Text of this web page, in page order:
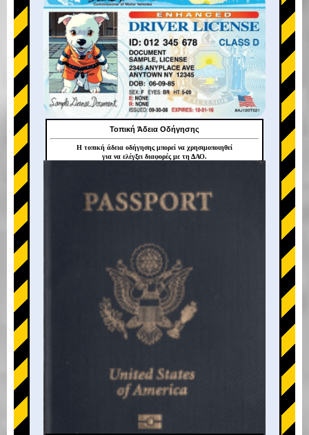
+
Τοπική Άδεια Οδήγησης
Η τοπική άδεια οδήγησης μπορεί να χρησιμοποιηθεί
για να ελέγξει διαφορές με τη ΔΑΟ.